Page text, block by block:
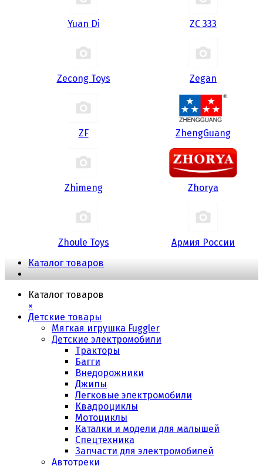
Yuan Di ZC 333
Zecong Toys Zegan
ZF ZhengGuang
Zhimeng Zhorya
Zhoule Toys
Армия России
Каталог товаров
Каталог товаров
×
Детские товары
Мягкая игрушка Fuggler
Детские электромобили
Тракторы
Багги
Внедорожники
Джипы
Легковые электромобили
Квадроциклы
Мотоциклы
Каталки и модели для малышей
Спецтехника
Запчасти для электромобилей
Автотреки